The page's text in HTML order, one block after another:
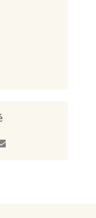
HomeSense - Belleville
twitter
Partager par e-mail